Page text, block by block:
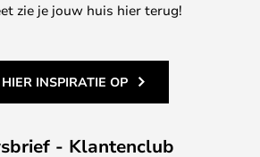
zie je jouw huis hier terug!
INSPIRATIE OP
- Klantenclub